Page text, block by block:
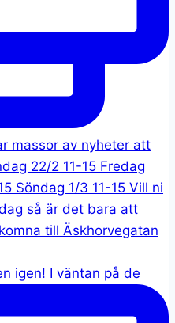
igen! I väntan på de